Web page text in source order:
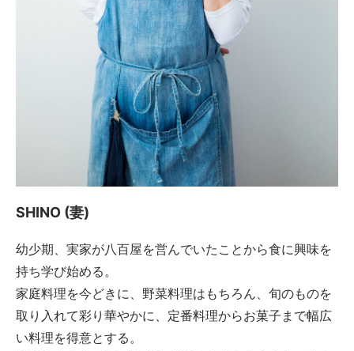
SHINO (妻)
幼少期、実家が八百屋を営んでいたことから食に興味を
持ち学び始める。
家庭料理を今どきに、野菜料理はもちろん、旬のものを
取り入れて彩り華やかに、定番料理からお菓子まで幅広
い料理を得意とする。